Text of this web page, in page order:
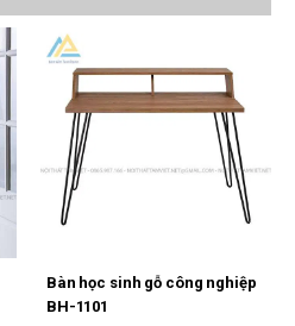
Bàn học sinh gỗ công nghiệp
BH-1101